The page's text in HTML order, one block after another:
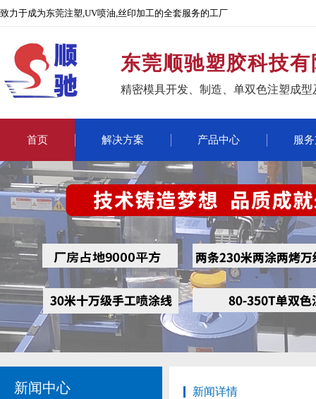
致力于成为东莞注塑,UV喷油,丝印加工的全套服务的工厂
东莞顺驰塑胶科技
精密模具开发、制造、单双色注塑成
首页 解决方案 产品中心 服
新闻中心 新闻详情